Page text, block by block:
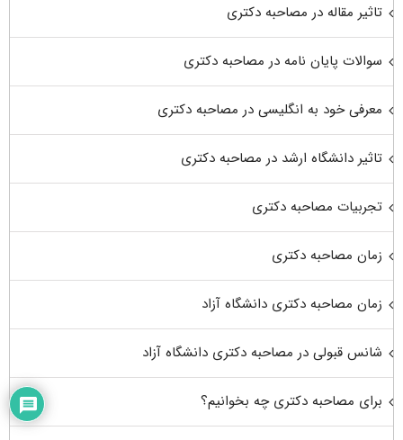
تاثیر مقاله در مصاحبه دکتری
سوالات پایان نامه در مصاحبه دکتری
معرفی خود به انگلیسی در مصاحبه دکتری
تاثیر دانشگاه ارشد در مصاحبه دکتری
تجربیات مصاحبه دکتری
زمان مصاحبه دکتری
زمان مصاحبه دکتری دانشگاه آزاد
شانس قبولی در مصاحبه دکتری دانشگاه آزاد
برای مصاحبه دکتری چه بخوانیم؟